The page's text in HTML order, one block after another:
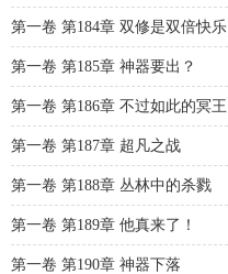
第一卷 第184章 双修是双倍快乐
第一卷 第185章 神器要出？
第一卷 第186章 不过如此的冥王
第一卷 第187章 超凡之战
第一卷 第188章 丛林中的杀戮
第一卷 第189章 他真来了！
第一卷 第190章 神器下落